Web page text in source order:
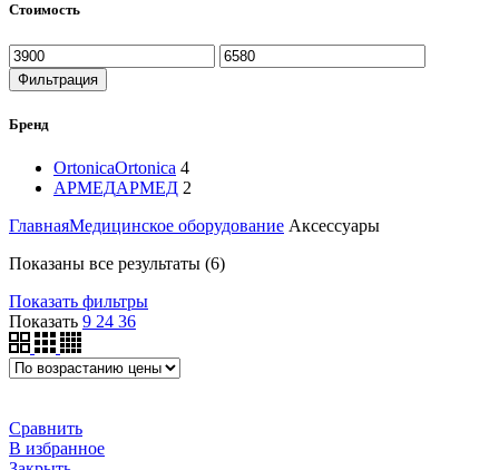
Стоимость
Фильтрация
Бренд
OrtonicaOrtonica 4
АРМЕДАРМЕД 2
ГлавнаяМедицинское оборудование Аксессуары
Показаны все результаты (6)
Показать фильтры
Показать 9 24 36
Сравнить
В избранное